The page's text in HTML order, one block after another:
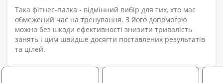
Така фітнес-палка - відмінний вибір для тих, хто має
обмежений час на тренування. З його допомогою
можна без шкоди ефективності знизити тривалість
занять і цим швидше досягти поставлених результатів
та цілей.